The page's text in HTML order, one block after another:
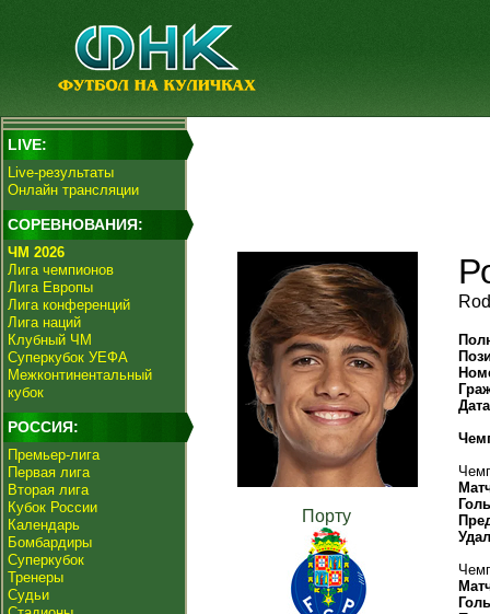
LIVE:
Live-результаты
Онлайн трансляции
СОРЕВНОВАНИЯ:
ЧМ 2026
Лига чемпионов
Лига Европы
Лига конференций
Лига наций
Клубный ЧМ
Суперкубок УЕФА
Межконтинентальный
кубок
РОССИЯ:
Премьер-лига
Первая лига
Вторая лига
Кубок России
Календарь
Бомбардиры
Суперкубок
Тренеры
Судьи
Порту